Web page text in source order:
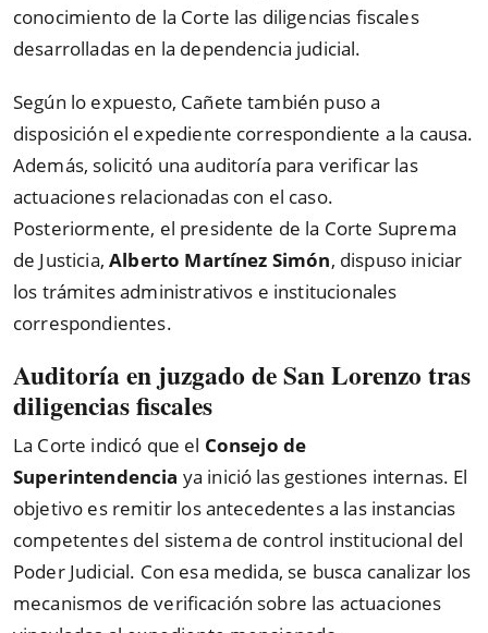
conocimiento de la Corte las diligencias fiscales
desarrolladas en la dependencia judicial.
Según lo expuesto, Cañete también puso a
disposición el expediente correspondiente a la causa.
Además, solicitó una auditoría para verificar las
actuaciones relacionadas con el caso.
Posteriormente, el presidente de la Corte Suprema
de Justicia,Alberto Martínez Simón, dispuso iniciar
los trámites administrativos e institucionales
correspondientes.
Auditoría en juzgado de San Lorenzo tras
diligencias fiscales
La Corte indicó que el Consejo de
Superintendencia ya inició las gestiones internas. El
objetivo es remitir los antecedentes a las instancias
competentes del sistema de control institucional del
Poder Judicial. Con esa medida, se busca canalizar los
mecanismos de verificación sobre las actuaciones